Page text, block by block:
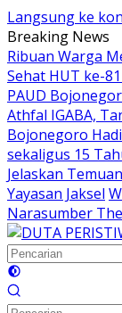
Langsung ke
Breaking News
Ribuan Warga
Sehat HUT ke-
PAUD
Athfal IGABA,
Bojonegoro
sekaligus 15
Jelaskan
Yayasan Jaksel
Narasumber